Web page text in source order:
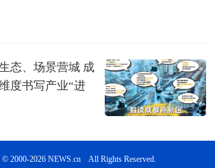
© 2000-2026 NEWS.cn All Rights Reserved.